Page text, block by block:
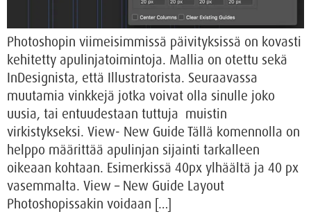
Photoshopin viimeisimmissä päivityksissä on kovasti
kehitetty apulinjatoimintoja. Mallia on otettu sekä
InDesignista, että Illustratorista. Seuraavassa
muutamia vinkkejä jotka voivat olla sinulle joko
uusia, tai entuudestaan tuttuja muistin
virkistykseksi. View- New Guide Tällä komennolla on
helppo määrittää apulinjan sijainti tarkalleen
oikeaan kohtaan. Esimerkissä 40px ylhäältä ja 40 px
vasemmalta. View – New Guide Layout
Photoshopissakin voidaan […]